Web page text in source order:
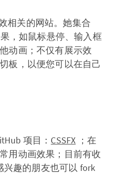
效相关的网站。她集合
，如鼠标悬停、输入框
动画；不仅有展示效
板，以便您可以在自己
项目： CSSFX ；在
用动画效果；目前有收
兴趣的朋友也可以 fork